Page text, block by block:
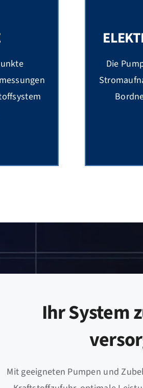
Die
Ihr System
Mit geeigneten Pumpen und